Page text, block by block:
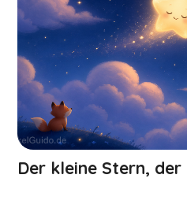
Der kleine Stern,